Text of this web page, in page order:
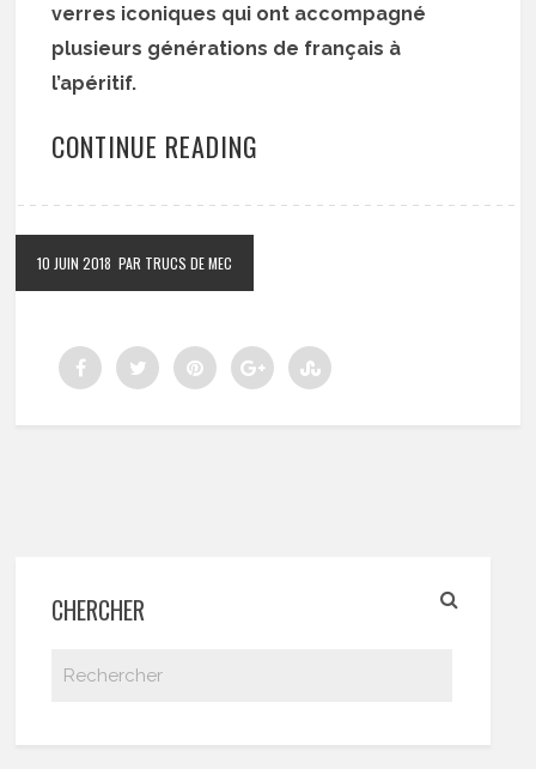
verres iconiques qui ont accompagné
plusieurs générations de français à
l’apéritif.
CONTINUE READING
10 JUIN 2018 PAR TRUCS DE MEC
CHERCHER